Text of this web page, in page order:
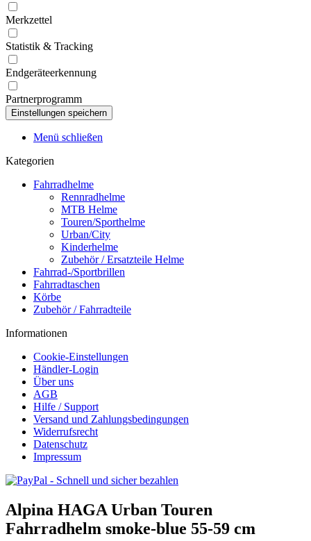
Merkzettel
Statistik & Tracking
Endgeräteerkennung
Partnerprogramm
Menü schließen
Kategorien
Fahrradhelme
Rennradhelme
MTB Helme
Touren/Sporthelme
Urban/City
Kinderhelme
Zubehör / Ersatzteile Helme
Fahrrad-/Sportbrillen
Fahrradtaschen
Körbe
Zubehör / Fahrradteile
Informationen
Cookie-Einstellungen
Händler-Login
Über uns
AGB
Hilfe / Support
Versand und Zahlungsbedingungen
Widerrufsrecht
Datenschutz
Impressum
Alpina HAGA Urban Touren
Fahrradhelm smoke-blue 55-59 cm